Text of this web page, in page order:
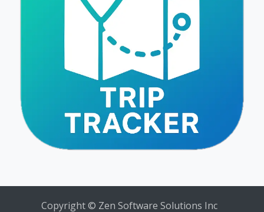
Copyright © Zen Software Solutions Inc